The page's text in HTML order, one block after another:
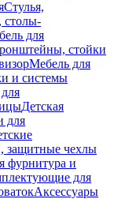
Стулья,
столы-
для
стойки
Мебель для
и системы
Детская
для
защитные чехлы
фурнитура и
для
Аксессуары